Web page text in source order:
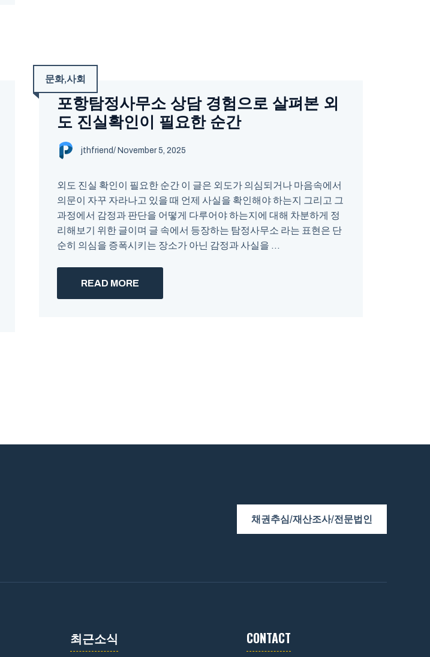
문화,사회
포항탐정사무소 상담 경험으로 살펴본 외
도 진실확인이 필요한 순간
jthfriend/ November 5, 2025
외도 진실 확인이 필요한 순간 이 글은 외도가 의심되거나 마음속에서
의문이 자꾸 자라나고 있을 때 언제 사실을 확인해야 하는지 그리고 그
과정에서 감정과 판단을 어떻게 다루어야 하는지에 대해 차분하게 정
리해보기 위한 글이며 글 속에서 등장하는 탐정사무소 라는 표현은 단
순히 의심을 증폭시키는 장소가 아닌 감정과 사실을 ...
READ MORE
채권추심/재산조사/전문법인
최근소식 CONTACT